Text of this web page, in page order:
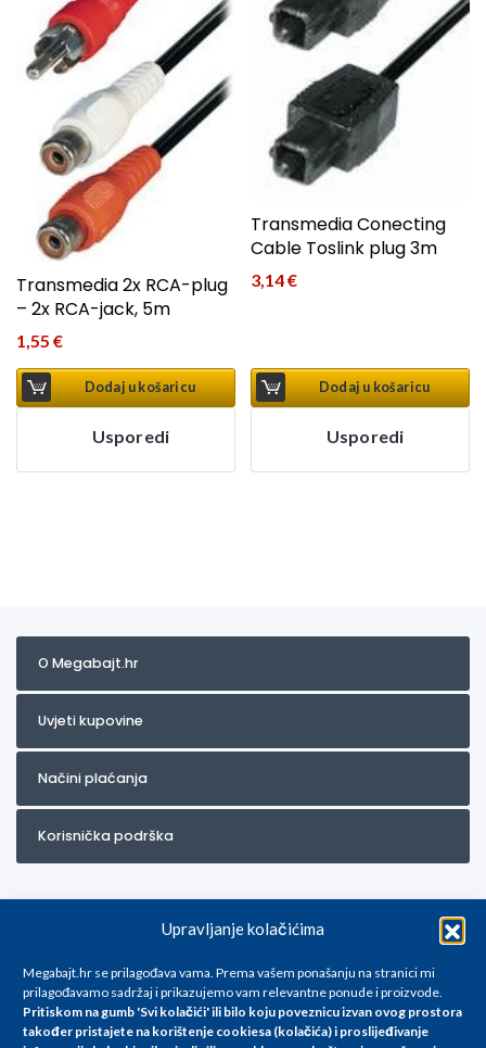
Upravljanje kolačićima
Megabajt.hr se prilagođava vama. Prema vašem ponašanju na stranici mi
prilagođavamo sadržaj i prikazujemo vam relevantne ponude i proizvode.
Pritiskom na gumb 'Svi kolačići' ili bilo koju poveznicu izvan ovog prostora
također pristajete na korištenje cookiesa (kolačića) i proslijeđivanje
Transmedia 2x RCA-plug
– 2x RCA-jack, 5m
1,55 €
Dodaj u košaricu
Usporedi
Transmedia Conecting
Cable Toslink plug 3m
3,14€
Dodaj u košaricu
Usporedi
O Megabajt.hr
Uvjeti kupovine
Načini plaćanja
Korisnička podrška
Za artikle kojih trenutno nema u ponudi obratite nam se na
info@megabajt.hr. Sve cijene su informativnog karaktera i podložne su